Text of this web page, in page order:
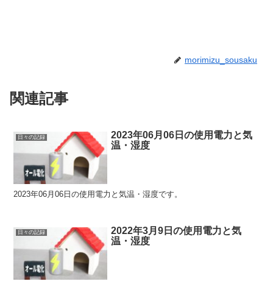
morimizu_sousaku
関連記事
日々の記録
2023年06月06日の使用電力と気
温・湿度
2023年06月06日の使用電力と気温・湿度です。
日々の記録
2022年3月9日の使用電力と気
温・湿度